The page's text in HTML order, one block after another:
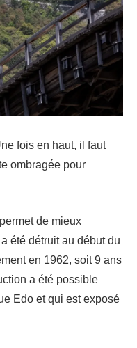
fois en haut, il faut
ombragée pour
de mieux
été détruit au début du
en 1962, soit 9 ans
a été possible
Edo et qui est exposé